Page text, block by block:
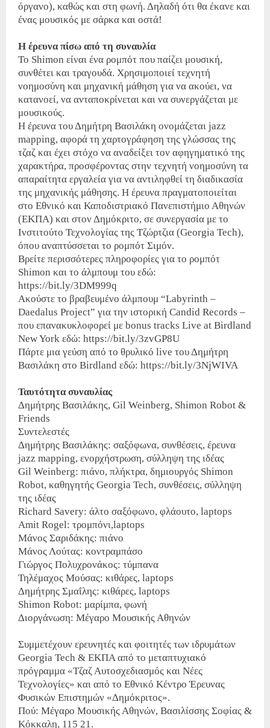
όργανο), καθώς και στη φωνή. Δηλαδή ότι θα έκανε και
ένας μουσικός με σάρκα και οστά!
Η έρευνα πίσω από τη συναυλία
Το Shimon είναι ένα ρομπότ που παίζει μουσική,
συνθέτει και τραγουδά. Χρησιμοποιεί τεχνητή
νοημοσύνη και μηχανική μάθηση για να ακούει, να
κατανοεί, να ανταποκρίνεται και να συνεργάζεται με
μουσικούς.
Η έρευνα του Δημήτρη Βασιλάκη ονομάζεται jazz
mapping, αφορά τη χαρτογράφηση της γλώσσας της
τζαζ και έχει στόχο να αναδείξει τον αφηγηματικό της
χαρακτήρα, προσφέροντας στην τεχνητή νοημοσύνη τα
απαραίτητα εργαλεία για να αντιληφθεί τη διαδικασία
της μηχανικής μάθησης. Η έρευνα πραγματοποιείται
στο Εθνικό και Καποδιστριακό Πανεπιστήμιο Αθηνών
(ΕΚΠΑ) και στον Δημόκριτο, σε συνεργασία με το
Ινστιτούτο Τεχνολογίας της Τζώρτζια (Georgia Tech),
όπου αναπτύσσεται το ρομπότ Σιμόν.
Βρείτε περισσότερες πληροφορίες για το ρομπότ
Shimon και το άλμπουμ του εδώ:
https://bit.ly/3DM999q
Ακούστε το βραβευμένο άλμπουμ “Labyrinth –
Daedalus Project” για την ιστορική Candid Records –
που επανακυκλοφορεί με bonus tracks Live at Birdland
New York εδώ: https://bit.ly/3zvGP8U
Πάρτε μια γεύση από το θρυλικό live του Δημήτρη
Βασιλάκη στο Birdland εδώ: https://bit.ly/3NjWIVA
Ταυτότητα συναυλίας
Δημήτρης Βασιλάκης, Gil Weinberg, Shimon Robot &
Friends
Συντελεστές
Δημήτρης Βασιλάκης: σαξόφωνα, συνθέσεις, έρευνα
jazz mapping, ενορχήστρωση, σύλληψη της ιδέας
Gil Weinberg: πιάνο, πλήκτρα, δημιουργός Shimon
Robot, καθηγητής Georgia Tech, συνθέσεις, σύλληψη
της ιδέας
Richard Savery: άλτο σαξόφωνο, φλάουτο, laptops
Amit Rogel: τρομπόνι,laptops
Μάνος Σαριδάκης: πιάνο
Μάνος Λούτας: κοντραμπάσο
Γιώργος Πολυχρονάκος: τύμπανα
Τηλέμαχος Μούσας: κιθάρες, laptops
Δημήτρης Σμαΐλης: κιθάρες, laptops
Shimon Robot: μαρίμπα, φωνή
Διοργάνωση: Μέγαρο Μουσικής Αθηνών
Συμμετέχουν ερευνητές και φοιτητές των ιδρυμάτων
Georgia Tech & ΕΚΠΑ από το μεταπτυχιακό
πρόγραμμα «Τζαζ Αυτοσχεδιασμός και Νέες
Τεχνολογίες» και από το Εθνικό Κέντρο Έρευνας
Φυσικών Επιστημών «Δημόκριτος».
Πού: Μέγαρο Μουσικής Αθηνών, Βασιλίσσης Σοφίας &
Κόκκαλη, 115 21.